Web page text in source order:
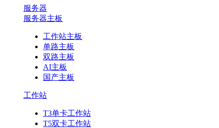
服务器
服务器主板
工作站主板
单路主板
双路主板
AI主板
国产主板
工作站
T3单卡工作站
T5双卡工作站